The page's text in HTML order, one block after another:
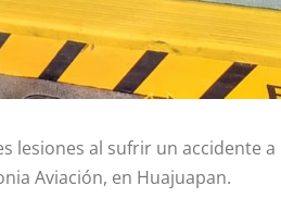
lesiones al sufrir un accidente a
Aviación, en Huajuapan.